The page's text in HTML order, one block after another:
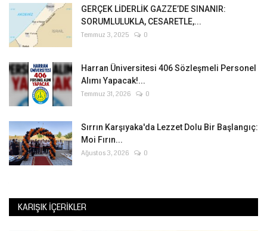
GERÇEK LİDERLİK GAZZE’DE SINANIR:
SORUMLULUKLA, CESARETLE,...
Temmuz 3, 2025 0
Harran Üniversitesi 406 Sözleşmeli Personel
Alımı Yapacak!...
Temmuz 31, 2026 0
Sırrın Karşıyaka'da Lezzet Dolu Bir Başlangıç:
Moi Fırın...
Ağustos 3, 2026 0
KARIŞIK İÇERIKLER